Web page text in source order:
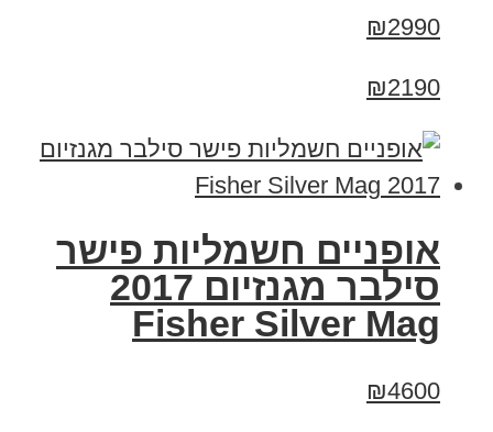
₪2990
₪2190
אופניים חשמליות פישר
סילבר מגנזיום 2017
Fisher Silver Mag
₪4600